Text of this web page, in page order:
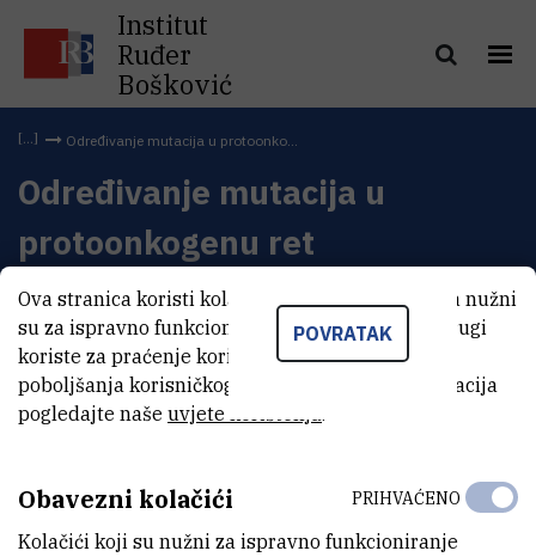
Institut
Ruđer
Bošković
Određivanje mutacija u protoonko...
Određivanje mutacija u
protoonkogenu ret
POVRATAK
Ova stranica koristi kolačiće. Neki od tih kolačića nužni
su za ispravno funkcioniranje stranice, dok se drugi
koriste za praćenje korištenja stranice radi
poboljšanja korisničkog iskustva. Za više informacija
pogledajte naše uvjete korištenja.
Obavezni kolačići
Kolačići koji su nužni za ispravno funkcioniranje
PRIHVAĆENO